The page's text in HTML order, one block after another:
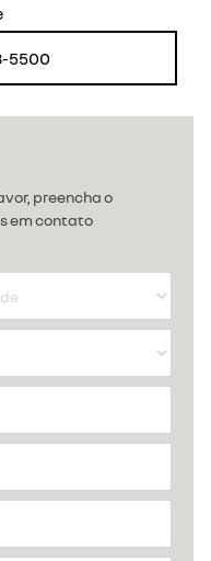
preencha o
em contato
5500